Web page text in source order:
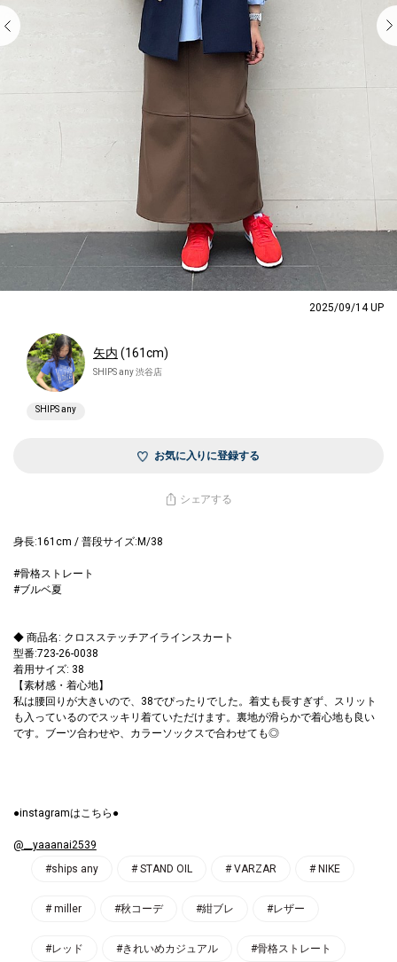
2025/09/14 UP
矢内 (161cm)
SHIPS any 渋谷店
SHIPS any
お気に入りに登録する
シェアする
身長:161cm / 普段サイズ:M/38
#骨格ストレート
#ブルベ夏
◆ 商品名: クロスステッチアイラインスカート
型番:723-26-0038
着用サイズ: 38
【素材感・着心地】
私は腰回りが大きいので、38でぴったりでした。着丈も長すぎず、スリット
も入っているのでスッキリ着ていただけます。裏地が滑らかで着心地も良い
です。ブーツ合わせや、カラーソックスで合わせても◎
●instagramはこちら●
@__yaaanai2539
#ships any
# STAND OIL # VARZAR # NIKE
# miller #秋コーデ #紺ブレ #レザー
#レッド #きれいめカジュアル #骨格ストレート